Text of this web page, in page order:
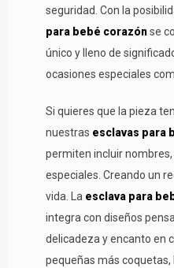
seguridad. Con la
para bebé corazónse
único y lleno de
ocasiones especiales
Si quieres que la pieza
nuestras esclavas para
permiten incluir
especiales. Creando un
vida. La esclava para
integra con diseños
delicadeza y encanto en
pequeñas más coquetas,